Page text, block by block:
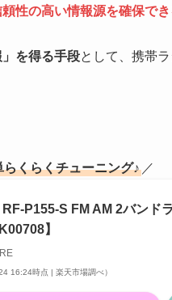
頼性の高い情報源を確保でき
を得る手段として、携帯
らくらくチューニング♪ ／
P155-S FM AM 2バンド
】
16:24時点 | 楽天市場調べ）